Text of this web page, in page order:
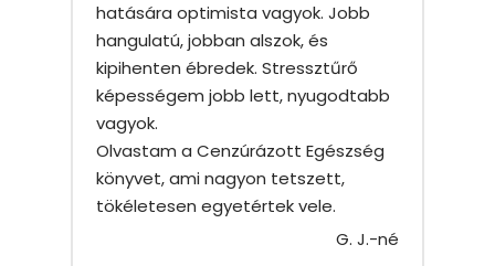
hatására optimista vagyok. Jobb
hangulatú, jobban alszok, és
kipihenten ébredek. Stressztűrő
képességem jobb lett, nyugodtabb
vagyok.
Olvastam a Cenzúrázott Egészség
könyvet, ami nagyon tetszett,
tökéletesen egyetértek vele.
G. J.-né